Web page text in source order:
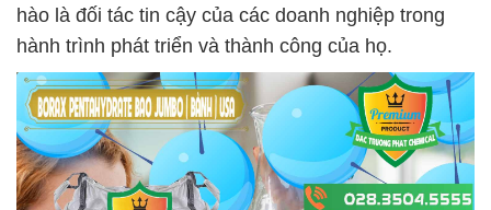
hào là đối tác tin cậy của các doanh nghiệp trong
hành trình phát triển và thành công của họ.